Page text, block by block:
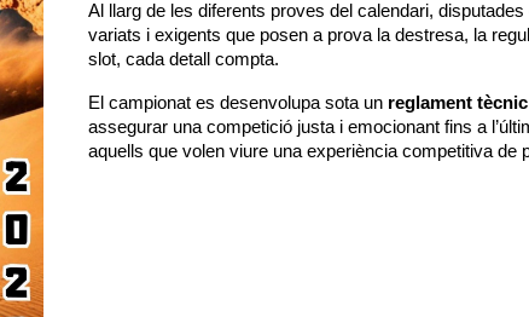
Al llarg de les diferents proves del calendari,
variats i exigents que posen a prova la destresa, la
slot, cada detall compta.
El campionat es desenvolupa sota un reglament
assegurar una competició justa i emocionant fins a
aquells que volen viure una experiència competitiva de